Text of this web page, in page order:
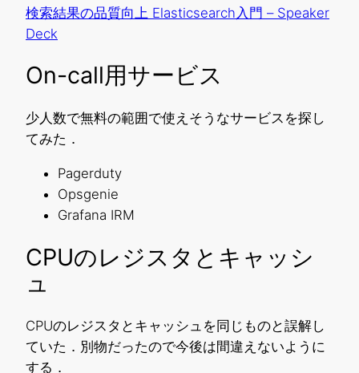
検索結果の品質向上 Elasticsearch入門 – Speaker
Deck
On-call用サービス
少人数で無料の範囲で使えそうなサービスを探し
てみた．
Pagerduty
Opsgenie
Grafana IRM
CPUのレジスタとキャッシ
ュ
CPUのレジスタとキャッシュを同じものと誤解し
ていた．別物だったので今後は間違えないように
する．